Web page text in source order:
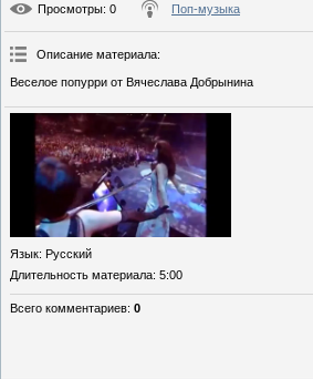
Просмотры: 0 Поп-музыка
Описание материала:
Веселое попурри от Вячеслава Добрынина
Язык: Русский
Длительность материала: 5:00
Всего комментариев: 0